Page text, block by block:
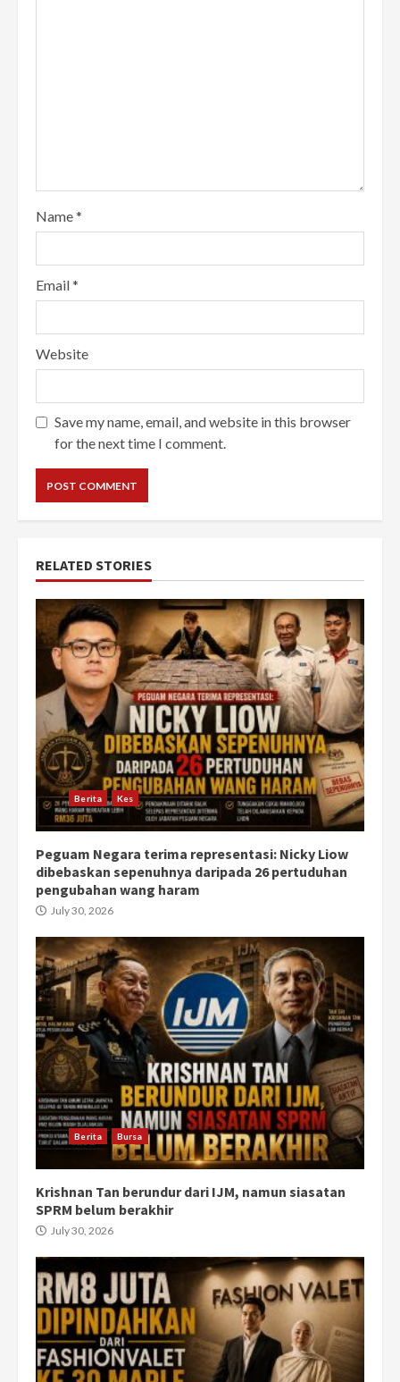
Name*
Email*
Website
Save my name, email, and website in this browser
for the next time I comment.
RELATED STORIES
Berita Kes
Peguam Negara terima representasi: Nicky Liow
dibebaskan sepenuhnya daripada 26 pertuduhan
pengubahan wang haram
July 30, 2026
Berita Bursa
Krishnan Tan berundur dari IJM, namun siasatan
SPRM belum berakhir
July 30, 2026